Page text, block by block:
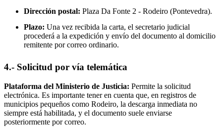
Dirección postal: Plaza Da Fonte 2 - Rodeiro (Pontevedra).
Plazo: Una vez recibida la carta, el secretario judicial
procederá a la expedición y envío del documento al domicilio
remitente por correo ordinario.
4.- Solicitud por vía telemática
Plataforma del Ministerio de Justicia: Permite la solicitud
electrónica. Es importante tener en cuenta que, en registros de
municipios pequeños como Rodeiro, la descarga inmediata no
siempre está habilitada, y el documento suele enviarse
posteriormente por correo.